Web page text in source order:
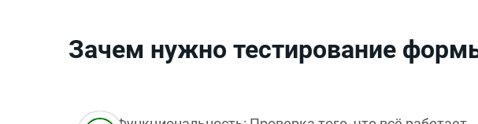
Зачем нужно тестирование